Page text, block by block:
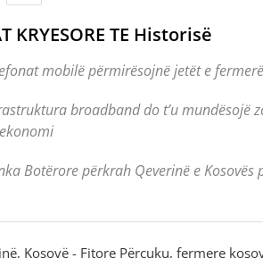
KRYESORE TE Historisë
mobilë përmirësojnë jetët e
broadband do t’u mundësojë
Botërore përkrah Qeverinë e
Kosovë - Fitore Përçuku, fermere